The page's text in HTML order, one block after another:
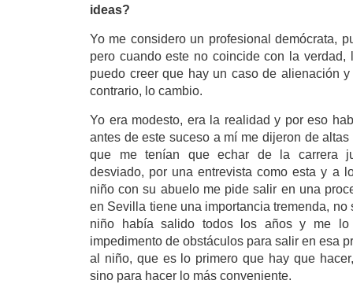
ideas?
Yo me considero un profesional demócrata,
pero cuando este no coincide con la
puedo creer que hay un caso de alienación
contrario, lo cambio.
Yo era modesto, era la realidad y por eso
antes de este suceso a mí me dijeron de
que me tenían que echar de la carrera
desviado, por una entrevista como esta y a
niño con su abuelo me pide salir en una
en Sevilla tiene una importancia tremenda,
niño había salido todos los años y me
impedimento de obstáculos para salir en esa
al niño, que es lo primero que hay que
sino para hacer lo más conveniente.